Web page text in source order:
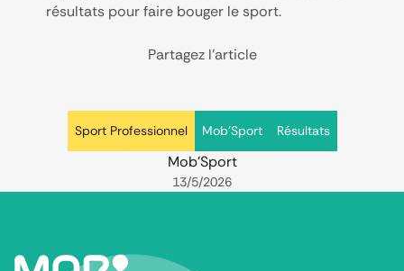
résultats pour faire bouger le sport.
Partagez l’article
Sport Professionnel Mob'Sport Résultats
Mob'Sport
13/5/2026